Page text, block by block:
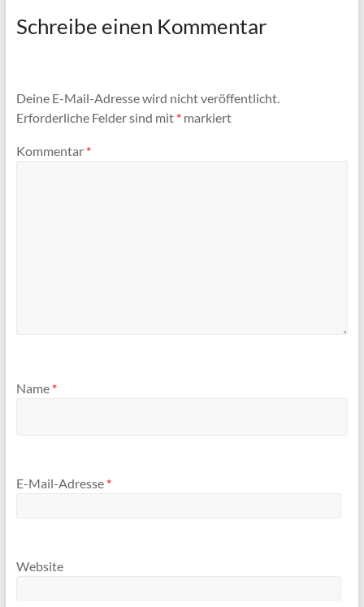
Schreibe einen Kommentar
Deine E-Mail-Adresse wird nicht veröffentlicht.
Erforderliche Felder sind mit *markiert
Kommentar *
Name *
E-Mail-Adresse *
Website